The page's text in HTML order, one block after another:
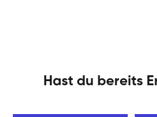
Hast du bereits